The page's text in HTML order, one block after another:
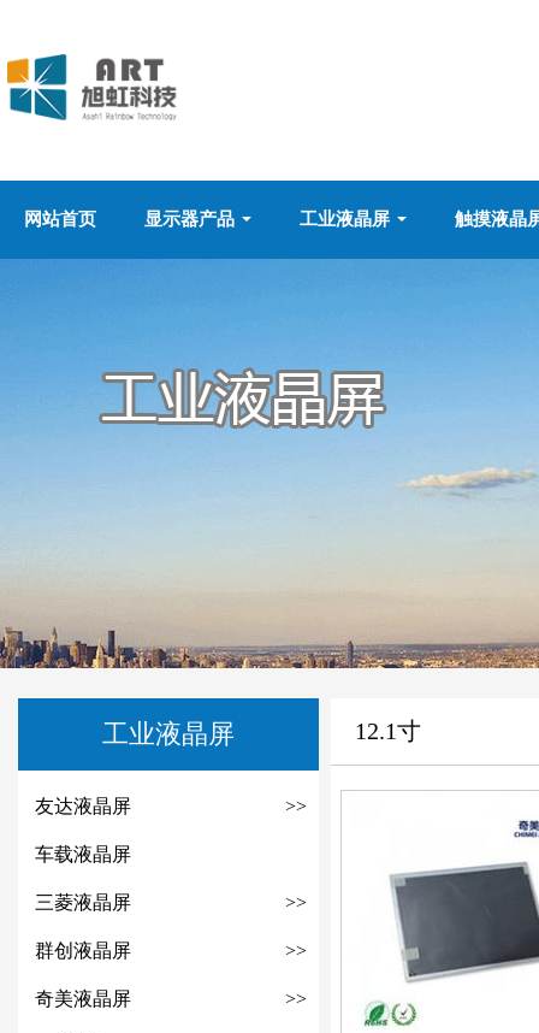
网站首页 显示器产品 工业液晶屏 触摸液晶
工业液晶屏
友达液晶屏 >>
车载液晶屏
三菱液晶屏 >>
群创液晶屏 >>
奇美液晶屏 >>
12.1寸